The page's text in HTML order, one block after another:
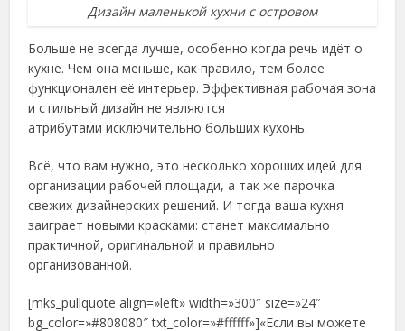
Дизайн маленькой кухни с островом
Больше не всегда лучше, особенно когда речь идёт о
кухне. Чем она меньше, как правило, тем более
функционален её интерьер. Эффективная рабочая зона
и стильный дизайн не являются
атрибутами исключительно больших кухонь.
Всё, что вам нужно, это несколько хороших идей для
организации рабочей площади, а так же парочка
свежих дизайнерских решений. И тогда ваша кухня
заиграет новыми красками: станет максимально
практичной, оригинальной и правильно
организованной.
[mks_pullquote align=»left» width=»300″ size=»24″
bg_color=»#808080″ txt_color=»#ffffff»]«Если вы можете